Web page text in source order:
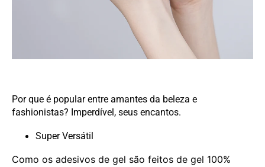
Por que é popular entre amantes da beleza e
fashionistas? Imperdível, seus encantos.
Super Versátil
Como os adesivos de gel são feitos de gel 100%